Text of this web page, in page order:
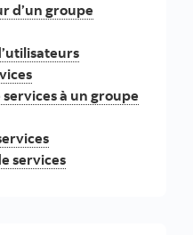
d’un groupe
à un groupe
services